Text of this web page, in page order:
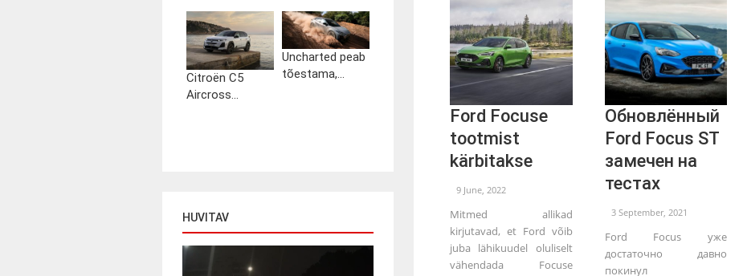
Citroën C5
Aircross...
Uncharted peab
tõestama,...
HUVITAV
Ford Focuse
tootmist
kärbitakse
9 June, 2022
Mitmed allikad
kirjutavad, et Ford võib
juba lähikuudel oluliselt
vähendada Focuse
Обновлённый
Ford Focus ST
замечен на
тестах
3 September, 2021
Ford Focus уже
достаточно давно
покинул